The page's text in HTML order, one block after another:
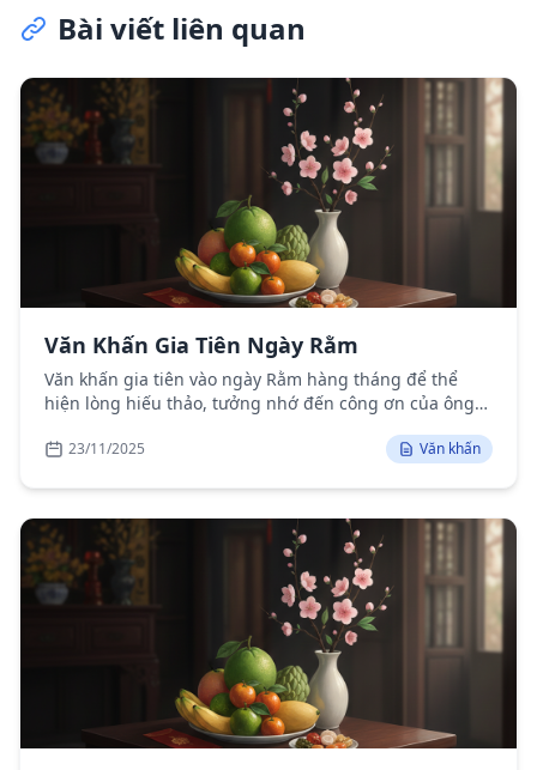
Bài viết liên quan
Văn Khấn Gia Tiên Ngày Rằm
Văn khấn gia tiên vào ngày Rằm hàng tháng để thể
hiện lòng hiếu thảo, tưởng nhớ đến công ơn của ông
23/11/2025 Văn khấn